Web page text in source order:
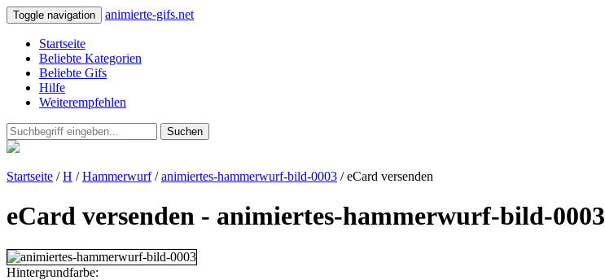
Toggle navigation animierte-gifs.net
Startseite
Beliebte Kategorien
Beliebte Gifs
Hilfe
Weiterempfehlen
Suchen
Startseite /H /Hammerwurf/animiertes-hammerwurf-bild-0003 / eCard versenden
eCard versenden - animiertes-hammerwurf-bild-0003
Hintergrundfarbe: